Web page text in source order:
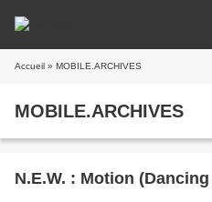
Accueil » MOBILE.ARCHIVES
MOBILE.ARCHIVES
N.E.W. : Motion